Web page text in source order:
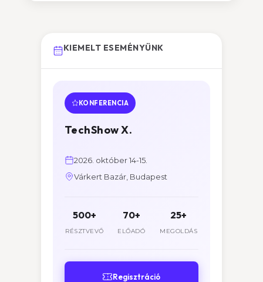
KIEMELT ESEMÉNYÜNK
KONFERENCIA
TechShow X.
2026. október 14-15.
Várkert Bazár, Budapest
500+
RÉSZTVEVŐ
70+
ELŐADÓ
25+
MEGOLDÁS
Regisztráció